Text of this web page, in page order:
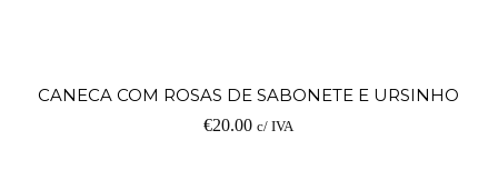
CANECA COM ROSAS DE SABONETE E URSINHO
€20.00 c/ IVA